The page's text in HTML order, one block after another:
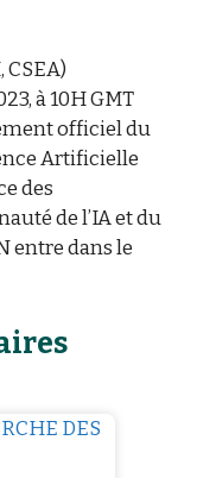
à 10H GMT
officiel du
Artificielle
des
de l’IA et du
entre dans le